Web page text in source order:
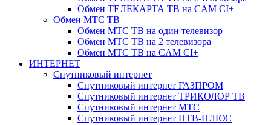
Обмен ТЕЛЕКАРТА ТВ на CAM CI+
Обмен МТС ТВ
Обмен МТС ТВ на один телевизор
Обмен МТС ТВ на 2 телевизора
Обмен МТС ТВ на CAM CI+
ИНТЕРНЕТ
Спутниковый интернет
Спутниковый интернет ГАЗПРОМ
Спутниковый интернет ТРИКОЛОР ТВ
Спутниковый интернет МТС
Спутниковый интернет НТВ-ПЛЮС